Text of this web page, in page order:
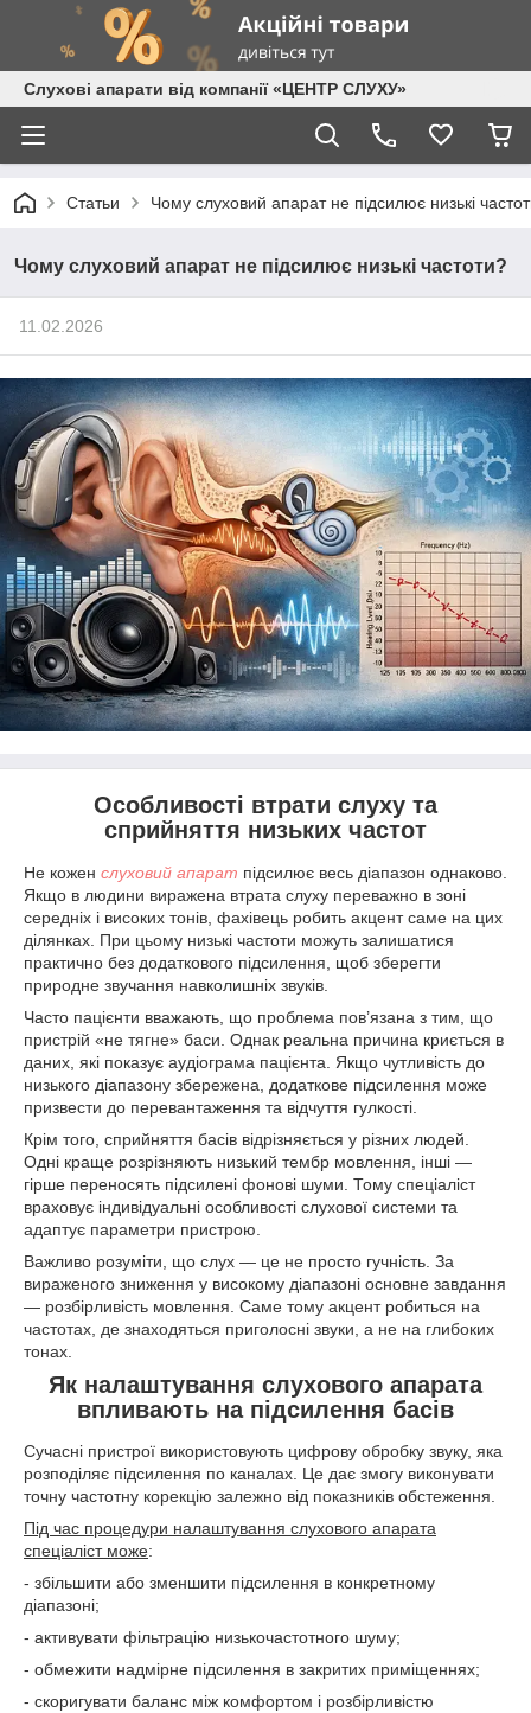
Слухові апарати від компанії «ЦЕНТР СЛУХУ»
Статьи Чому слуховий апарат не підсилює низькі
Чому слуховий апарат не підсилює низькі частоти?
11.02.2026
Особливості втрати слуху та
сприйняття низьких частот
Не кожен слуховий апарат підсилює весь діапазон однаково.
Якщо в людини виражена втрата слуху переважно в зоні
середніх і високих тонів, фахівець робить акцент саме на цих
ділянках. При цьому низькі частоти можуть залишатися
практично без додаткового підсилення, щоб зберегти
природне звучання навколишніх звуків.
Часто пацієнти вважають, що проблема пов’язана з тим, що
пристрій «не тягне» баси. Однак реальна причина криється в
даних, які показує аудіограма пацієнта. Якщо чутливість до
низького діапазону збережена, додаткове підсилення може
призвести до перевантаження та відчуття гулкості.
Крім того, сприйняття басів відрізняється у різних людей.
Одні краще розрізняють низький тембр мовлення, інші —
гірше переносять підсилені фонові шуми. Тому спеціаліст
враховує індивідуальні особливості слухової системи та
адаптує параметри пристрою.
Важливо розуміти, що слух — це не просто гучність. За
вираженого зниження у високому діапазоні основне завдання
— розбірливість мовлення. Саме тому акцент робиться на
частотах, де знаходяться приголосні звуки, а не на глибоких
тонах.
Як налаштування слухового апарата
впливають на підсилення басів
Сучасні пристрої використовують цифрову обробку звуку, яка
розподіляє підсилення по каналах. Це дає змогу виконувати
точну частотну корекцію залежно від показників обстеження.
Під час процедури налаштування слухового апарата
спеціаліст може:
- збільшити або зменшити підсилення в конкретному
діапазоні;
- активувати фільтрацію низькочастотного шуму;
- обмежити надмірне підсилення в закритих приміщеннях;
- скоригувати баланс між комфортом і розбірливістю